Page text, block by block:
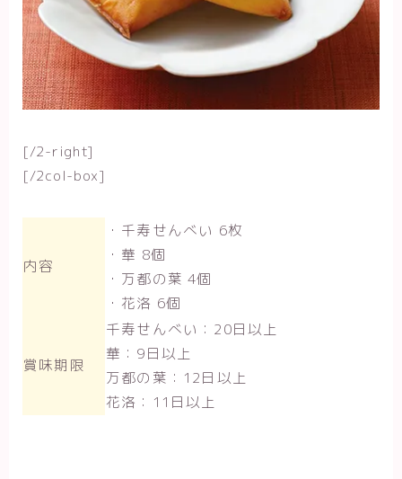
[/2-right]
[/2col-box]
内容
・千寿せんべい 6枚
・華 8個
・万都の葉 4個
・花洛 6個
賞味期限
千寿せんべい：20日以上
華：9日以上
万都の葉：12日以上
花洛：11日以上